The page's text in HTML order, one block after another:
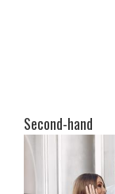
Second-hand